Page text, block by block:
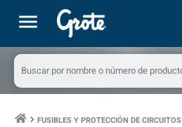
menu
keyboard_arrow_right FUSIBLES Y PROTECCIÓN DE CIRCUITOS